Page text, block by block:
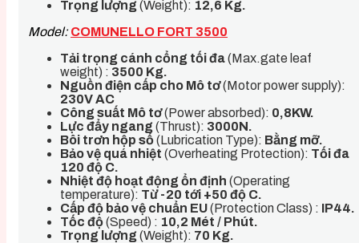
Trọng lượng (Weight): 12,6 Kg.
Model: COMUNELLO FORT 3500
Tải trọng cánh cổng tối đa(Max.gate leaf
weight) : 3500 Kg.
Nguồn điện cấp cho Mô tơ(Motor power supply):
230V AC
Công suất Mô tơ(Power absorbed): 0,8KW.
Lực đẩy ngang (Thrust): 3000N.
Bôi trơn hộp số(Lubrication Type): Bằng mỡ.
Bảo vệ quá nhiệt (Overheating Protection): Tối đa
120 độ C.
Nhiệt độ hoạt động ổn định (Operating
temperature): Từ -20 tới +50 độ C.
Cấp độ bảo vệ chuẩn EU(Protection Class) : IP44.
Tốc độ(Speed) : 10,2 Mét / Phút.
Trọng lượng (Weight): 70 Kg.